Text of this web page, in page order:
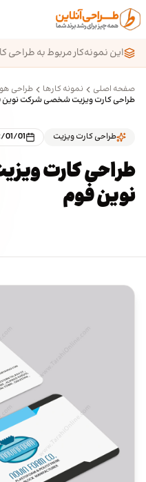
پرش به محتوای اصلی
این نمونه‌کار مربوط به
صفحه اصلی نمونه کارها طراحی
طراحی کارت ویزیت شخصی شرکت نوین
طراحی کارت ویزیت 01/01
طراحی کارت
نوین فوم